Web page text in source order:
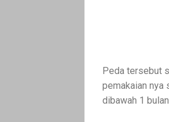
Peda tersebut
pemakaian nya
dibawah 1